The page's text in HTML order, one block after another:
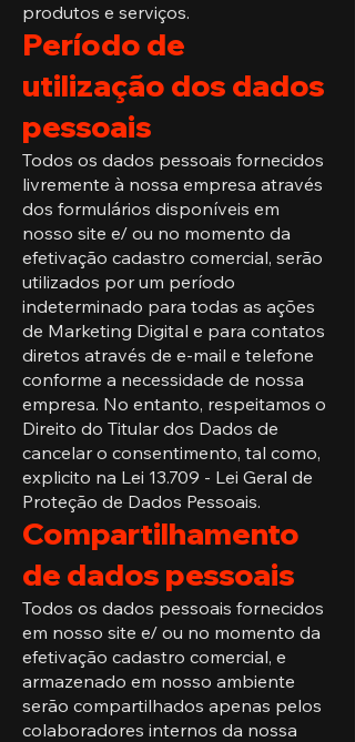
produtos e serviços.
Período de
utilização dos dados
pessoais
Todos os dados pessoais fornecidos
livremente à nossa empresa através
dos formulários disponíveis em
nosso site e/ ou no momento da
efetivação cadastro comercial, serão
utilizados por um período
indeterminado para todas as ações
de Marketing Digital e para contatos
diretos através de e-mail e telefone
conforme a necessidade de nossa
empresa. No entanto, respeitamos o
Direito do Titular dos Dados de
cancelar o consentimento, tal como,
explicito na Lei 13.709 - Lei Geral de
Proteção de Dados Pessoais.
Compartilhamento
de dados pessoais
Todos os dados pessoais fornecidos
em nosso site e/ ou no momento da
efetivação cadastro comercial, e
armazenado em nosso ambiente
serão compartilhados apenas pelos
colaboradores internos da nossa